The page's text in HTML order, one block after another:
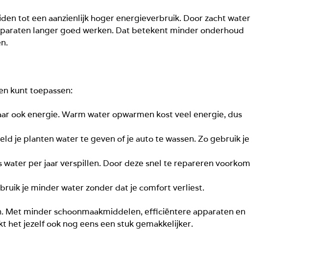
tot een aanzienlijk hoger energieverbruik. Door zacht water
langer goed werken. Dat betekent minder onderhoud
kunt toepassen:
ook energie. Warm water opwarmen kost veel energie, dus
je planten water te geven of je auto te wassen. Zo gebruik je
water per jaar verspillen. Door deze snel te repareren voorkom
je minder water zonder dat je comfort verliest.
Met minder schoonmaakmiddelen, efficiëntere apparaten en
het jezelf ook nog eens een stuk gemakkelijker.